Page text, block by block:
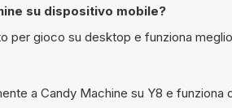
su dispositivo mobile?
per gioco su desktop e funziona
Sì, è possibile giocare gratuitamente a